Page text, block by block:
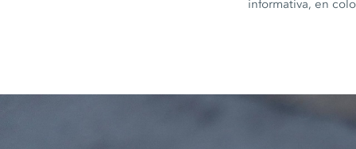
informativa, en